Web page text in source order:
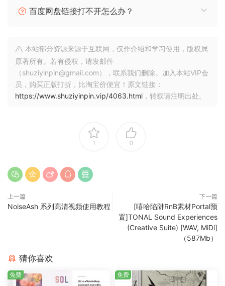
famous films. Splice assembled crew of in-house
composers and friends at LA’s Sound Factory studio to pay
the moment.
Splice’s producer and pianist Josh Robertson, vocalist
Dhruv Goel, guitarist Carey Clayton, accordion and musical
saw player Dan Cantrell, and vocalist Kathryn Shuman
guitar chord structures, plenty of vintage percussion like
shells, triangle, and cowbells, as well as wandering vocals
instruments and more come together for dozens of ready
to drag and drop song starters that instantly gives your
track the giddyup it needs.
Dive into these classic sounds today and relive the sound
FANTASTiC
百度网盘链接打不开怎么办？
本站部分资源来源于互联网，仅作介绍和学习使用，版权属
原著所有。若有侵权，请发邮件
（shuziyinpin@gmail.com），联系我们删除。加入本站VIP会
员，购买正版打折，比淘宝价便宜！原文链接：
https://www.shuziyinpin.vip/4063.html ，转载请注明出处。
1 0
上一篇
NoiseAsh 系列高清视频使用教程
下一篇
[嘻哈陷阱RnB素材Portal预
置]TONAL Sound Experiences
(Creative Suite) [WAV, MiDi]
（587Mb）
猜你喜欢
免费 免费